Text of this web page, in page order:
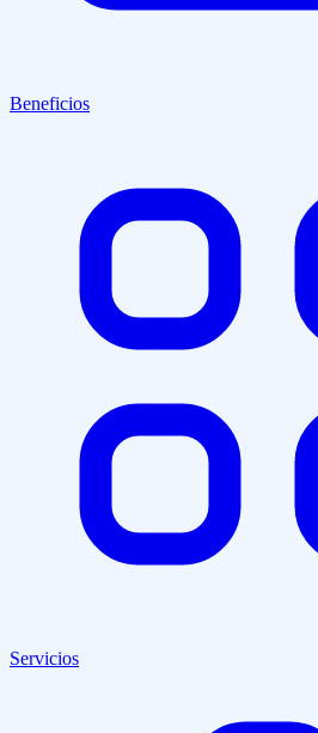
Beneficios
Servicios